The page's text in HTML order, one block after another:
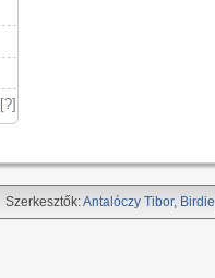
[?]
Szerkesztők:Antalóczy Tibor, Birdie